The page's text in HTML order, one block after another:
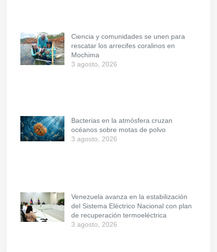
Ciencia y comunidades se unen para
rescatar los arrecifes coralinos en
Mochima
3 agosto, 2026
Bacterias en la atmósfera cruzan
océanos sobre motas de polvo
3 agosto, 2026
Venezuela avanza en la estabilización
del Sistema Eléctrico Nacional con plan
de recuperación termoeléctrica
3 agosto, 2026